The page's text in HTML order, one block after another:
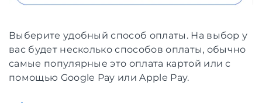
Выберите удобный способ оплаты. На выбор у
вас будет несколько способов оплаты, обычно
самые популярные это оплата картой или с
помощью Google Pay или Apple Pay.